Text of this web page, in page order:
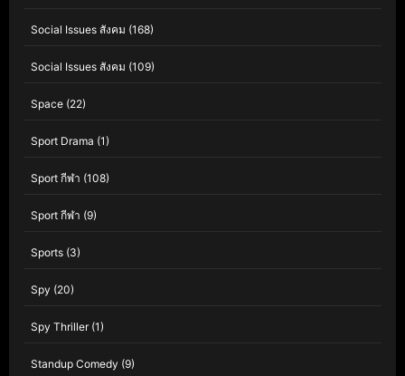
Social Issues สังคม (168)
Social Issues สังคม (109)
Space (22)
Sport Drama (1)
Sport กีฬา (108)
Sport กีฬา (9)
Sports (3)
Spy (20)
Spy Thriller(1)
Standup Comedy (9)